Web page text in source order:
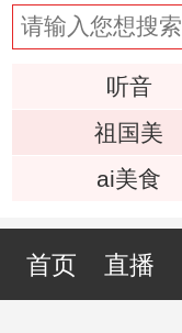
听音
祖国美
ai美食
首页 直播